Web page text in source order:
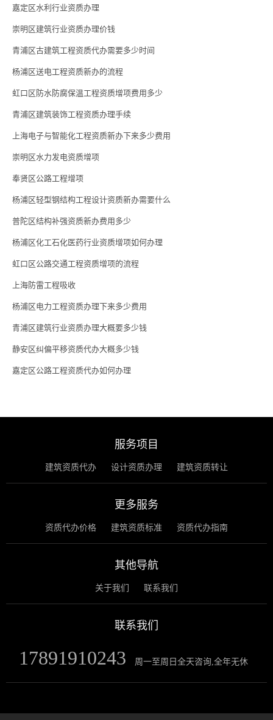
嘉定区水利行业资质办理
崇明区建筑行业资质办理价钱
青浦区古建筑工程资质代办需要多少时间
杨浦区送电工程资质新办的流程
虹口区防水防腐保温工程资质增项费用多少
青浦区建筑装饰工程资质办理手续
上海电子与智能化工程资质新办下来多少费用
崇明区水力发电资质增项
奉贤区公路工程增项
杨浦区轻型钢结构工程设计资质新办需要什么
普陀区结构补强资质新办费用多少
杨浦区化工石化医药行业资质增项如何办理
虹口区公路交通工程资质增项的流程
上海防雷工程吸收
杨浦区电力工程资质办理下来多少费用
青浦区建筑行业资质办理大概要多少钱
静安区纠偏平移资质代办大概多少钱
嘉定区公路工程资质代办如何办理
服务项目
建筑资质代办 设计资质办理 建筑资质转让
更多服务
资质代办价格 建筑资质标准 资质代办指南
其他导航
关于我们 联系我们
联系我们
17891910243 周一至周日全天咨询,全年无休